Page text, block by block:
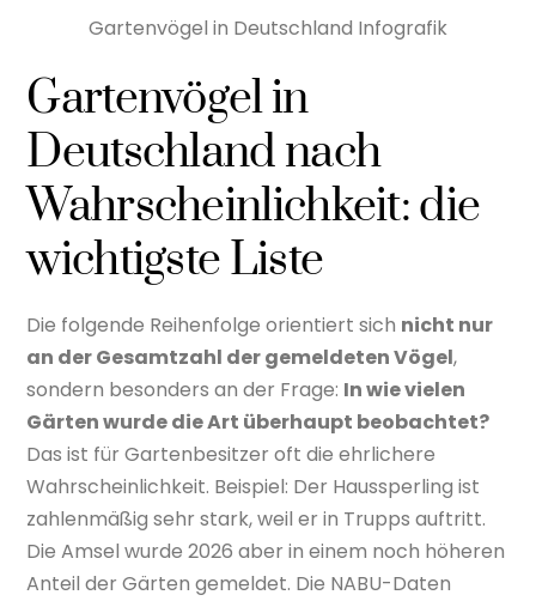
Gartenvögel in Deutschland Infografik
Gartenvögel in
Deutschland nach
Wahrscheinlichkeit: die
wichtigste Liste
Die folgende Reihenfolge orientiert sich nicht nur
an der Gesamtzahl der gemeldeten Vögel,
sondern besonders an der Frage: In wie vielen
Gärten wurde die Art überhaupt beobachtet?
Das ist für Gartenbesitzer oft die ehrlichere
Wahrscheinlichkeit. Beispiel: Der Haussperling ist
zahlenmäßig sehr stark, weil er in Trupps auftritt.
Die Amsel wurde 2026 aber in einem noch höheren
Anteil der Gärten gemeldet. Die NABU-Daten